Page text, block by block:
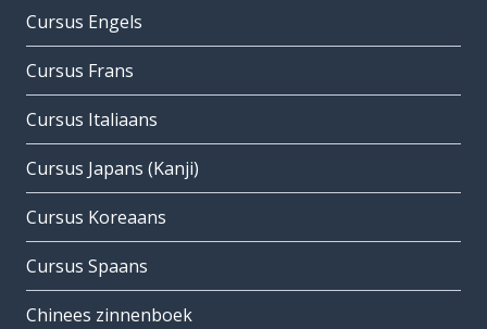
Cursus Engels
Cursus Frans
Cursus Italiaans
Cursus Japans (Kanji)
Cursus Koreaans
Cursus Spaans
Chinees zinnenboek